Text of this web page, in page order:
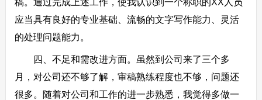
稿。通过完成上述工作，使我认识到一个称职的XX人员
应当具有良好的专业基础、流畅的文字写作能力、灵活
的处理问题能力。
四、不足和需改进方面。虽然到公司来了三个多
月，对公司还不够了解，审稿熟练程度也不够，问题还
很多。随着对公司和工作的进一步熟悉，我觉得多做一